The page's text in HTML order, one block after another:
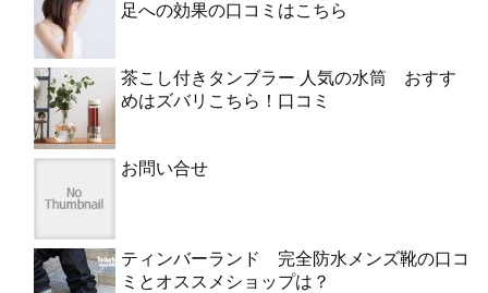
足への効果の口コミはこちら
茶こし付きタンブラー 人気の水筒 おすす
めはズバリこちら！口コミ
お問い合せ
ティンバーランド 完全防水メンズ靴の口コ
ミとオススメショップは？